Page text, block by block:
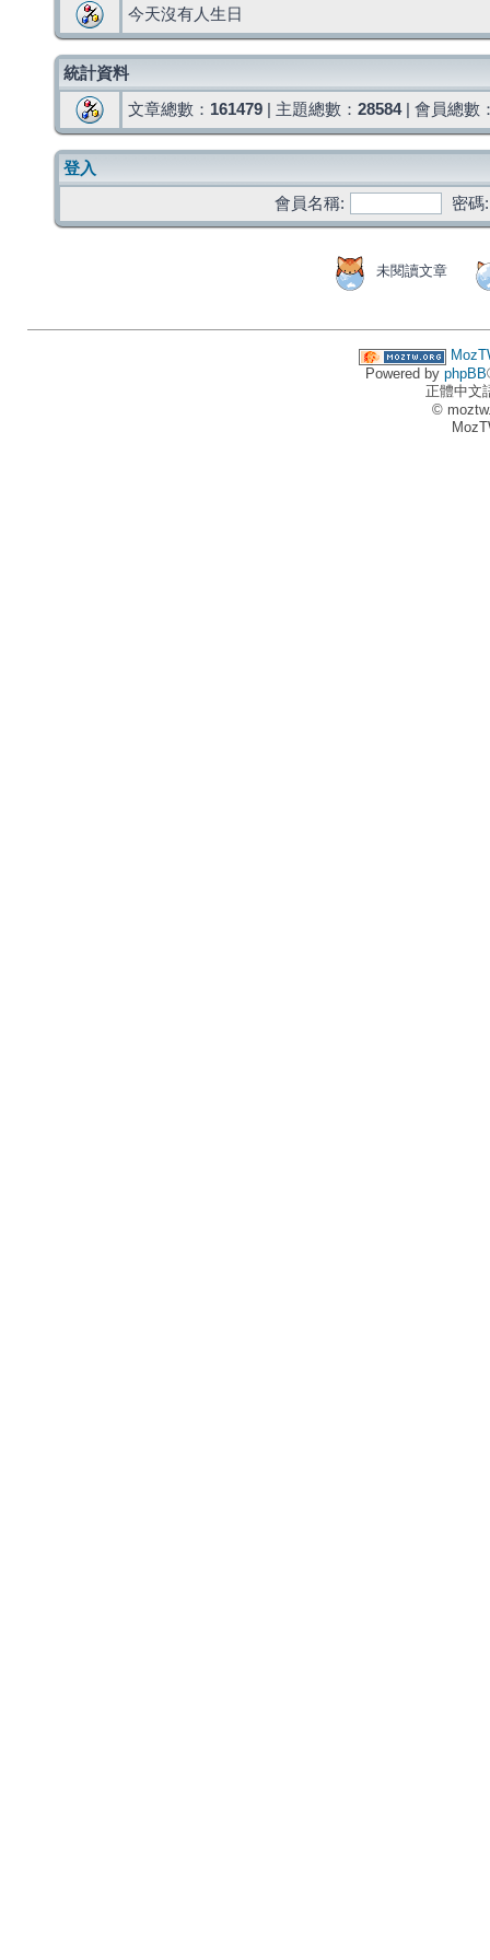
今天沒有人生日
統計資料
文章總數： 161479 | 主題總數： 28584| 會員總數
登入
會員名稱:
密碼:
未閱讀文章
Powered by phpBB
正體中文
©